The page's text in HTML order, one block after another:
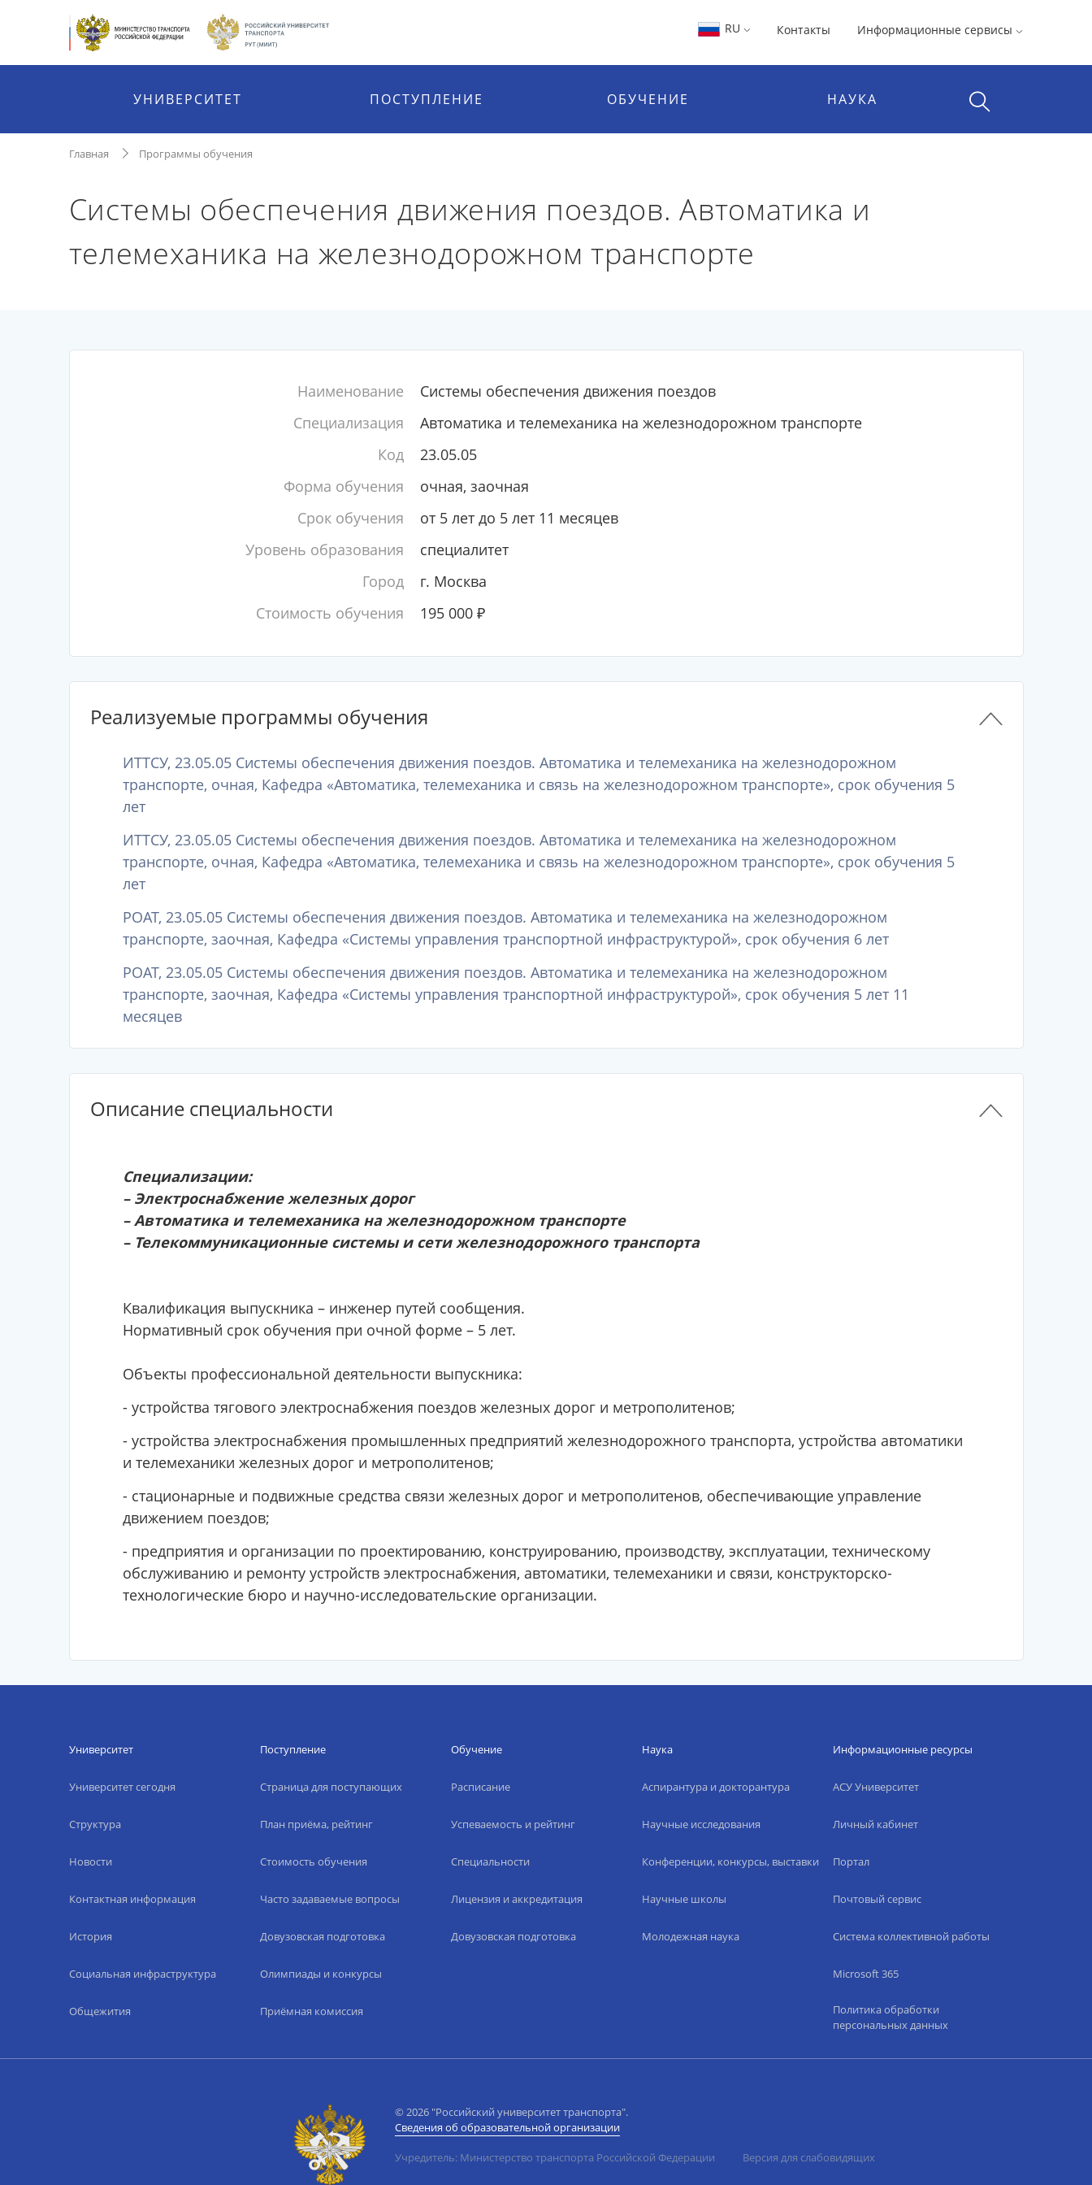
RU Контакты Информационные сервисы
УНИВЕРСИТЕТ ПОСТУПЛЕНИЕ ОБУЧЕНИЕ НАУКА
Главная Программы обучения
Системы обеспечения движения поездов. Автоматика и
телемеханика на железнодорожном транспорте
Наименование
Системы обеспечения движения поездов
Специализация
Автоматика и телемеханика на железнодорожном транспорте
Код
23.05.05
Форма обучения
очная, заочная
Срок обучения
от 5 лет до 5 лет 11 месяцев
Уровень образования
специалитет
Город
г. Москва
Стоимость обучения
195 000 ₽
Реализуемые программы обучения
ИТТСУ, 23.05.05 Системы обеспечения движения поездов. Автоматика и телемеханика на железнодорожном
транспорте, очная, Кафедра «Автоматика, телемеханика и связь на железнодорожном транспорте», срок обучения 5
лет
ИТТСУ, 23.05.05 Системы обеспечения движения поездов. Автоматика и телемеханика на железнодорожном
транспорте, очная, Кафедра «Автоматика, телемеханика и связь на железнодорожном транспорте», срок обучения 5
лет
РОАТ, 23.05.05 Системы обеспечения движения поездов. Автоматика и телемеханика на железнодорожном
транспорте, заочная, Кафедра «Системы управления транспортной инфраструктурой», срок обучения 6 лет
РОАТ, 23.05.05 Системы обеспечения движения поездов. Автоматика и телемеханика на железнодорожном
транспорте, заочная, Кафедра «Системы управления транспортной инфраструктурой», срок обучения 5 лет 11
месяцев
Описание специальности
Специализации:
– Электроснабжение железных дорог
– Автоматика и телемеханика на железнодорожном транспорте
– Телекоммуникационные системы и сети железнодорожного транспорта
Квалификация выпускника – инженер путей сообщения.
Нормативный срок обучения при очной форме – 5 лет.
Объекты профессиональной деятельности выпускника:
- устройства тягового электроснабжения поездов железных дорог и метрополитенов;
- устройства электроснабжения промышленных предприятий железнодорожного транспорта, устройства автоматики
и телемеханики железных дорог и метрополитенов;
- стационарные и подвижные средства связи железных дорог и метрополитенов, обеспечивающие управление
движением поездов;
- предприятия и организации по проектированию, конструированию, производству, эксплуатации, техническому
обслуживанию и ремонту устройств электроснабжения, автоматики, телемеханики и связи, конструкторско-
технологические бюро и научно-исследовательские организации.
Университет
Университет сегодня
Структура
Новости
Контактная информация
История
Социальная инфраструктура
Общежития
Поступление
Страница для поступающих
План приёма, рейтинг
Стоимость обучения
Часто задаваемые вопросы
Довузовская подготовка
Олимпиады и конкурсы
Приёмная комиссия
Обучение
Расписание
Успеваемость и рейтинг
Специальности
Лицензия и аккредитация
Довузовская подготовка
Наука
Аспирантура и докторантура
Научные исследования
Конференции, конкурсы, выставки
Научные школы
Молодежная наука
Информационные ресурсы
АСУ Университет
Личный кабинет
Портал
Почтовый сервис
Система коллективной работы
Microsoft 365
Политика обработки
персональных данных
© 2026 "Российский университет транспорта".
Сведения об образовательной организации
Учредитель: Министерство транспорта Российской Федерации Версия для слабовидящих